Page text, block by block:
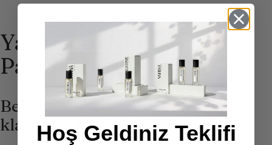
Yaşa Göre Klasik
Parfüm Seçkisi
Bebek ve küçük çocuklar için
klasik parfümler (0-3 yaş)
Hoş Geldiniz Teklifi